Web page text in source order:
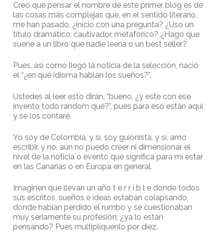
Creo que pensar el nombre de este primer blog es de
las cosas más complejas que, en el sentido literario,
me han pasado, ¿inicio con una pregunta? ¿Uso un
título dramático, cautivador, metafórico? ¿Hago que
suene a un libro que nadie leería o un best seller?
Pues, así como llegó la noticia de la selección, nació
el “¿en qué idioma hablan los sueños?”.
Ustedes al leer esto dirán, “bueno, ¿y este con ese
invento todo random qué?”, pues para eso están aquí
y se los contaré.
Yo soy de Colombia, y sí, soy guionista, y sí, amo
escribir, y no, aún no puedo creer ni dimensionar el
nivel de la noticia o evento que significa para mí estar
en las Canarias o en Europa en general.
Imaginen que llevan un año t e r r i b l e donde todos
sus escritos, sueños e ideas estaban colapsando,
donde habían perdido el rumbo y se cuestionaban
muy seriamente su profesión; ¿ya lo están
pensando? Pues multiplíquenlo por diez.